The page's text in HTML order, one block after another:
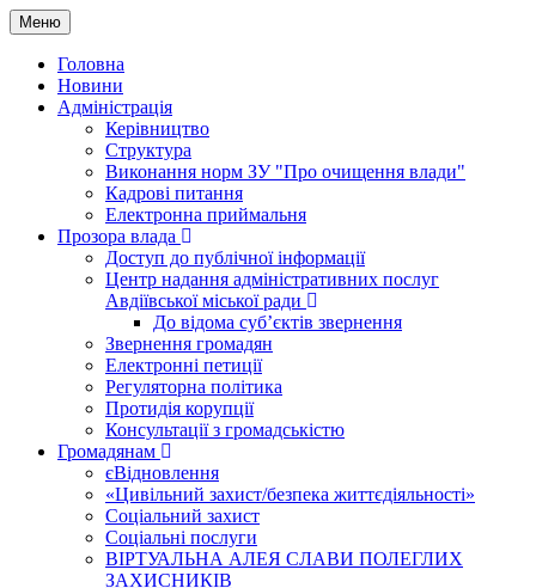
Меню
Головна
Новини
Адміністрація
Керівництво
Структура
Виконання норм ЗУ "Про очищення влади"
Кадрові питання
Електронна приймальня
Прозора влада
Доступ до публічної інформації
Центр надання адміністративних послуг
Авдіївської міської ради
До відома суб’єктів звернення
Звернення громадян
Електронні петиції
Регуляторна політика
Протидія корупції
Консультації з громадськістю
Громадянам
єВідновлення
«Цивільний захист/безпека життєдіяльності»
Соціальний захист
Соціальні послуги
ВІРТУАЛЬНА АЛЕЯ СЛАВИ ПОЛЕГЛИХ
ЗАХИСНИКІВ